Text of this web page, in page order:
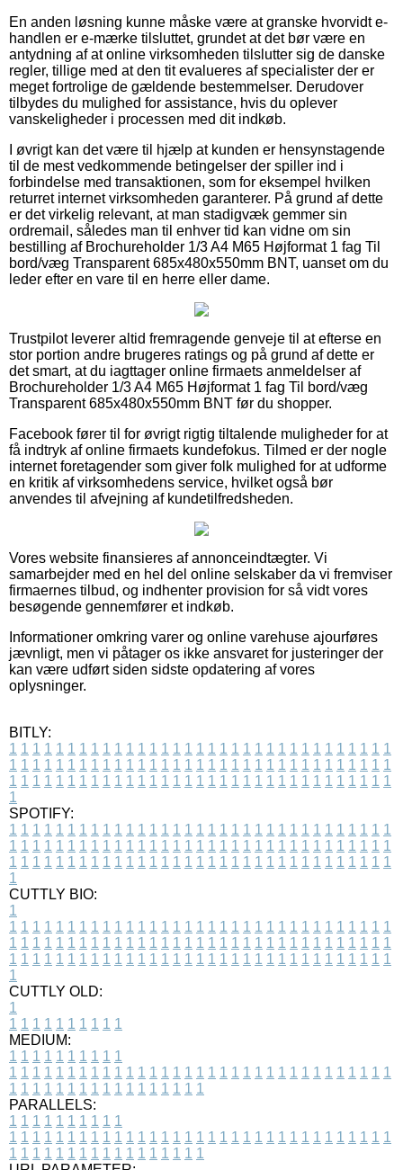
En anden løsning kunne måske være at granske hvorvidt e-
handlen er e-mærke tilsluttet, grundet at det bør være en
antydning af at online virksomheden tilslutter sig de danske
regler, tillige med at den tit evalueres af specialister der er
meget fortrolige de gældende bestemmelser. Derudover
tilbydes du mulighed for assistance, hvis du oplever
vanskeligheder i processen med dit indkøb.
I øvrigt kan det være til hjælp at kunden er hensynstagende
til de mest vedkommende betingelser der spiller ind i
forbindelse med transaktionen, som for eksempel hvilken
returret internet virksomheden garanterer. På grund af dette
er det virkelig relevant, at man stadigvæk gemmer sin
ordremail, således man til enhver tid kan vidne om sin
bestilling af Brochureholder 1/3 A4 M65 Højformat 1 fag Til
bord/væg Transparent 685x480x550mm BNT, uanset om du
leder efter en vare til en herre eller dame.
Trustpilot leverer altid fremragende genveje til at efterse en
stor portion andre brugeres ratings og på grund af dette er
det smart, at du iagttager online firmaets anmeldelser af
Brochureholder 1/3 A4 M65 Højformat 1 fag Til bord/væg
Transparent 685x480x550mm BNT før du shopper.
Facebook fører til for øvrigt rigtig tiltalende muligheder for at
få indtryk af online firmaets kundefokus. Tilmed er der nogle
internet foretagender som giver folk mulighed for at udforme
en kritik af virksomhedens service, hvilket også bør
anvendes til afvejning af kundetilfredsheden.
Vores website finansieres af annonceindtægter. Vi
samarbejder med en hel del online selskaber da vi fremviser
firmaernes tilbud, og indhenter provision for så vidt vores
besøgende gennemfører et indkøb.
Informationer omkring varer og online varehuse ajourføres
jævnligt, men vi påtager os ikke ansvaret for justeringer der
kan være udført siden sidste opdatering af vores
oplysninger.
BITLY:
1 1 1 1 1 1 1 1 1 1 1 1 1 1 1 1 1 1 1 1 1 1 1 1 1 1 1 1 1 1 1 1 1
1 1 1 1 1 1 1 1 1 1 1 1 1 1 1 1 1 1 1 1 1 1 1 1 1 1 1 1 1 1 1 1 1
1 1 1 1 1 1 1 1 1 1 1 1 1 1 1 1 1 1 1 1 1 1 1 1 1 1 1 1 1 1 1 1 1
1
SPOTIFY:
1 1 1 1 1 1 1 1 1 1 1 1 1 1 1 1 1 1 1 1 1 1 1 1 1 1 1 1 1 1 1 1 1
1 1 1 1 1 1 1 1 1 1 1 1 1 1 1 1 1 1 1 1 1 1 1 1 1 1 1 1 1 1 1 1 1
1 1 1 1 1 1 1 1 1 1 1 1 1 1 1 1 1 1 1 1 1 1 1 1 1 1 1 1 1 1 1 1 1
1
CUTTLY BIO:
1
1 1 1 1 1 1 1 1 1 1 1 1 1 1 1 1 1 1 1 1 1 1 1 1 1 1 1 1 1 1 1 1 1
1 1 1 1 1 1 1 1 1 1 1 1 1 1 1 1 1 1 1 1 1 1 1 1 1 1 1 1 1 1 1 1 1
1 1 1 1 1 1 1 1 1 1 1 1 1 1 1 1 1 1 1 1 1 1 1 1 1 1 1 1 1 1 1 1 1
1
CUTTLY OLD:
1
1 1 1 1 1 1 1 1 1 1
MEDIUM:
1 1 1 1 1 1 1 1 1 1
1 1 1 1 1 1 1 1 1 1 1 1 1 1 1 1 1 1 1 1 1 1 1 1 1 1 1 1 1 1 1 1 1
1 1 1 1 1 1 1 1 1 1 1 1 1 1 1 1 1
PARALLELS:
1 1 1 1 1 1 1 1 1 1
1 1 1 1 1 1 1 1 1 1 1 1 1 1 1 1 1 1 1 1 1 1 1 1 1 1 1 1 1 1 1 1 1
1 1 1 1 1 1 1 1 1 1 1 1 1 1 1 1 1